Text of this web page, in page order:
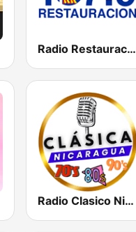
Radio Restauración 107.9 FM
Radio Clasico Nicaragua